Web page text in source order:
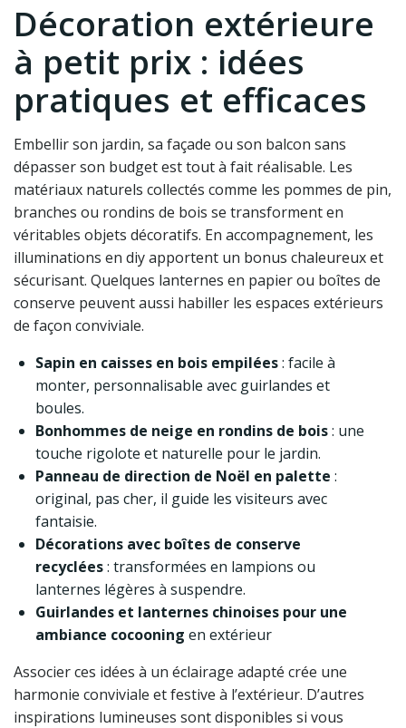
Décoration extérieure
à petit prix : idées
pratiques et efficaces
Embellir son jardin, sa façade ou son balcon sans
dépasser son budget est tout à fait réalisable. Les
matériaux naturels collectés comme les pommes de pin,
branches ou rondins de bois se transforment en
véritables objets décoratifs. En accompagnement, les
illuminations en diy apportent un bonus chaleureux et
sécurisant. Quelques lanternes en papier ou boîtes de
conserve peuvent aussi habiller les espaces extérieurs
de façon conviviale.
Sapin en caisses en bois empilées: facile à
monter, personnalisable avec guirlandes et
boules.
Bonhommes de neige en rondins de bois: une
touche rigolote et naturelle pour le jardin.
Panneau de direction de Noël en palette :
original, pas cher, il guide les visiteurs avec
fantaisie.
Décorations avec boîtes de conserve
recyclées: transformées en lampions ou
lanternes légères à suspendre.
Guirlandes et lanternes chinoises pour une
ambiance cocooning en extérieur
Associer ces idées à un éclairage adapté crée une
harmonie conviviale et festive à l’extérieur. D’autres
inspirations lumineuses sont disponibles si vous